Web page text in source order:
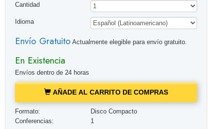
Cantidad
Idioma
Envío Gratuito Actualmente elegible para envío gratuito.
En Existencia
Envíos dentro de 24 horas
AÑADE AL CARRITO DE COMPRAS
Formato:
Disco Compacto
Conferencias:
1